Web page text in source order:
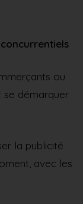
ou
se démarquer
la publicité
avec les